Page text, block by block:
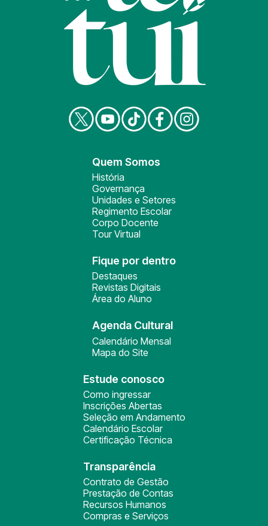
Quem Somos
História
Governança
Unidades e Setores
Regimento Escolar
Corpo Docente
Tour Virtual
Fique por dentro
Destaques
Revistas Digitais
Área do Aluno
Agenda Cultural
Calendário Mensal
Mapa do Site
Estude conosco
Como ingressar
Inscrições Abertas
Seleção em Andamento
Calendário Escolar
Certificação Técnica
Transparência
Contrato de Gestão
Prestação de Contas
Recursos Humanos
Compras e Serviços